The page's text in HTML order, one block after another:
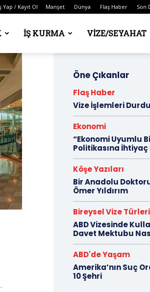
Yap / Kayıt Ol Manşet Dünya Flaş Haber Son
İŞ KURMA VIZE/SEYAHAT
Öne Çıkanlar
Flaş Haber
Vize İşlemleri
Ekonomi
“Ekonomi Uyumlu
Politikasına
Köşe Yazıları
Bir Anadolu
Ömer Yıldırım
Bireysel Vize
ABD Vizesinde
Davet Mektubu
ABD'de Yaşam
Amerika’nın Suç
10 Şehri